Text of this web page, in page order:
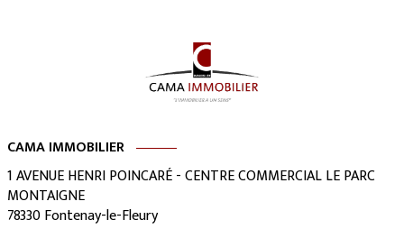
CAMA IMMOBILIER
1 AVENUE HENRI POINCARÉ - CENTRE COMMERCIAL LE PARC
MONTAIGNE
78330Fontenay-le-Fleury